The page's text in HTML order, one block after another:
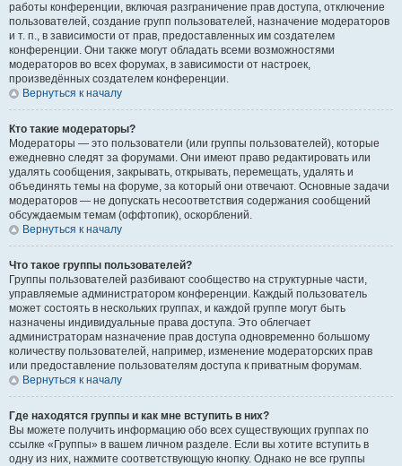
работы конференции, включая разграничение прав доступа, отключение
пользователей, создание групп пользователей, назначение модераторов
и т. п., в зависимости от прав, предоставленных им создателем
конференции. Они также могут обладать всеми возможностями
модераторов во всех форумах, в зависимости от настроек,
произведённых создателем конференции.
Вернуться к началу
Кто такие модераторы?
Модераторы — это пользователи (или группы пользователей), которые
ежедневно следят за форумами. Они имеют право редактировать или
удалять сообщения, закрывать, открывать, перемещать, удалять и
объединять темы на форуме, за который они отвечают. Основные задачи
модераторов — не допускать несоответствия содержания сообщений
обсуждаемым темам (оффтопик), оскорблений.
Вернуться к началу
Что такое группы пользователей?
Группы пользователей разбивают сообщество на структурные части,
управляемые администратором конференции. Каждый пользователь
может состоять в нескольких группах, и каждой группе могут быть
назначены индивидуальные права доступа. Это облегчает
администраторам назначение прав доступа одновременно большому
количеству пользователей, например, изменение модераторских прав
или предоставление пользователям доступа к приватным форумам.
Вернуться к началу
Где находятся группы и как мне вступить в них?
Вы можете получить информацию обо всех существующих группах по
ссылке «Группы» в вашем личном разделе. Если вы хотите вступить в
одну из них, нажмите соответствующую кнопку. Однако не все группы